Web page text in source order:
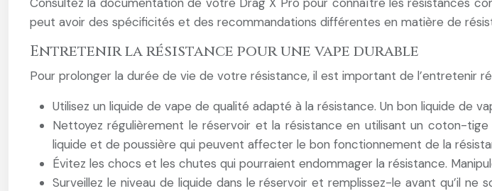
peut avoir des spécificités et des recommandations différentes en matière de
Entretenir la résistance pour une vape durable
Pour prolonger la durée de vie de votre résistance, il est important de l’entretenir
Utilisez un liquide de vape de qualité adapté à la résistance. Un bon liquide de
Nettoyez régulièrement le réservoir et la résistance en utilisant un coton-
liquide et de poussière qui peuvent affecter le bon fonctionnement de la
Évitez les chocs et les chutes qui pourraient endommager la résistance.
Surveillez le niveau de liquide dans le réservoir et remplissez-le avant qu’il